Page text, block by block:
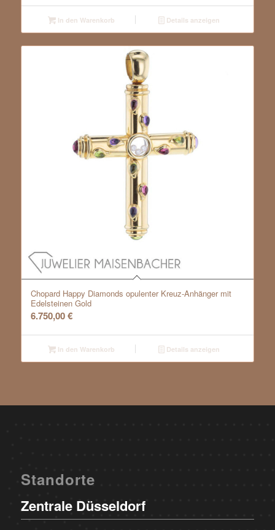
In den Warenkorb Details anzeigen
Chopard Happy Diamonds opulenter Kreuz-Anhänger mit
Edelsteinen Gold
6.750,00€
In den Warenkorb Details anzeigen
Standorte
Zentrale Düsseldorf